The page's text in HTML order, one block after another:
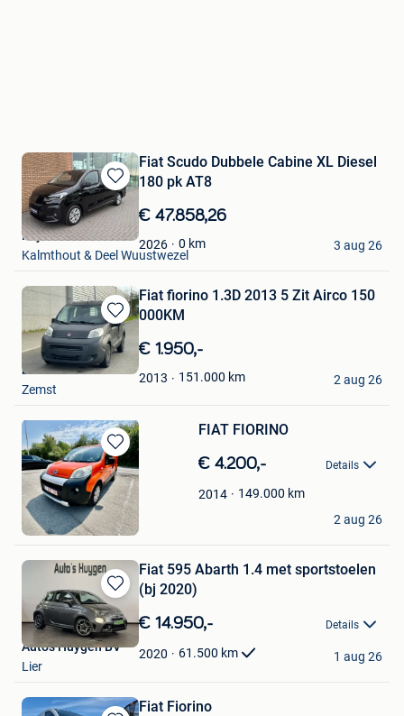
Bewaren
in
Mijn
Favorieten
Fiat Scudo Dubbele Cabine XL Diesel
180 pk AT8
€ 47.858,26
2026 0 km
Frijters Kalmthout
Kalmthout & Deel Wuustwezel
3 aug 26
Bewaren
in
Mijn
Favorieten
Fiat fiorino 1.3D 2013 5 Zit Airco 150
000KM
€ 1.950,-
2013 151.000 km
b-Automotive
Zemst
2 aug 26
Bewaren
in
Mijn
Favorieten
FIAT FIORINO
€ 4.200,- Details
2014 149.000 km
Ali
Glain & Partie Ans
2 aug 26
Bewaren
in
Mijn
Favorieten
Fiat 595 Abarth 1.4 met sportstoelen
(bj 2020)
€ 14.950,- Details
2020 61.500 km
Auto's Huygen BV
Lier
1 aug 26
Fiat Fiorino